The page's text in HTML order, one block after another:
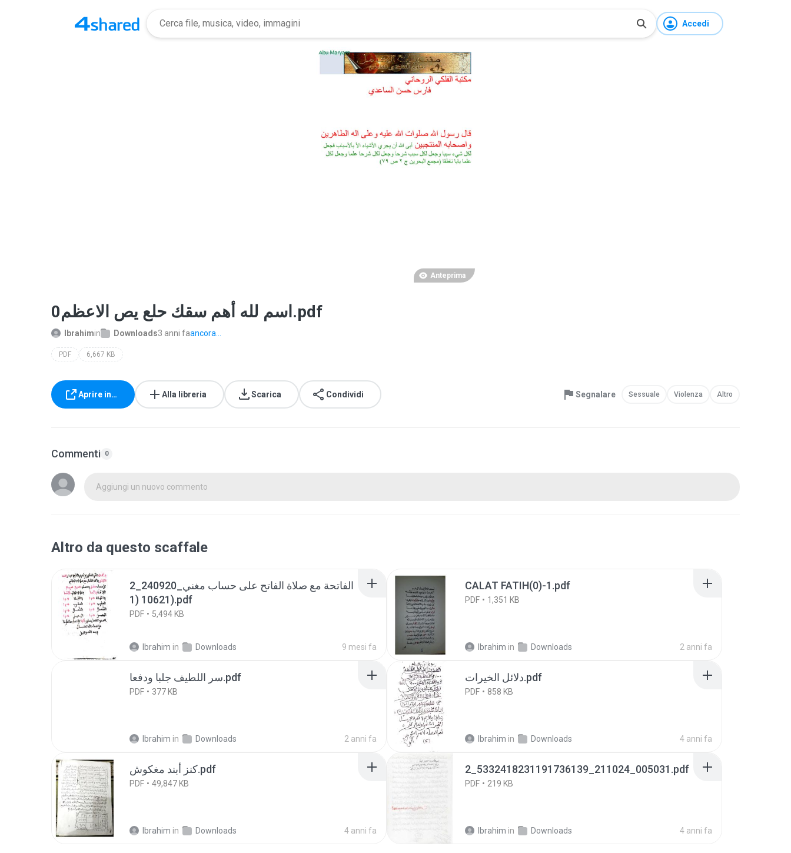
Accedi
Anteprima
اسم لله أهم سقك حلع يص الاعظم0.pdf
Ibrahimin Downloads3 anni faancora...
PDF 6,667 KB
Aprire in… Alla libreria Scarica Condividi Segnalare Sessuale Violenza Altro
Commenti 0
Aggiungi un nuovo commento
Altro da questo scaffale
الفاتحة مع صلاة الفاتح على حساب مغني_240920_2
10621 (1).pdf
PDF 5,494 KB
Ibrahim in Downloads 9 mesi fa
CALAT FATIH(0)-1.pdf
PDF 1,351 KB
Ibrahim in Downloads 2 anni fa
سر اللطيف جلبا ودفعا.pdf
PDF 377 KB
Ibrahim in Downloads 2 anni fa
دلائل الخيرات.pdf
PDF 858 KB
Ibrahim in Downloads 4 anni fa
كنز أبند مغكوش.pdf
PDF 49,847 KB
Ibrahim in Downloads 4 anni fa
2_5332418231191736139_211024_005031.pdf
PDF 219 KB
Ibrahim in Downloads 4 anni fa